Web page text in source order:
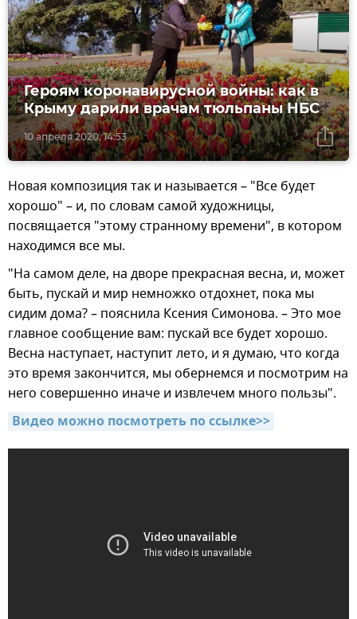
10 апреля 2020, 14:53
Героям коронавирусной войны: как в
Крыму дарили врачам тюльпаны НБС
Новая композиция так и называется – "Все будет
хорошо" – и, по словам самой художницы,
посвящается "этому странному времени", в котором
находимся все мы.
"На самом деле, на дворе прекрасная весна, и, может
быть, пускай и мир немножко отдохнет, пока мы
сидим дома? – пояснила Ксения Симонова. – Это мое
главное сообщение вам: пускай все будет хорошо.
Весна наступает, наступит лето, и я думаю, что когда
это время закончится, мы обернемся и посмотрим на
него совершенно иначе и извлечем много пользы".
Видео можно посмотреть по ссылке>>